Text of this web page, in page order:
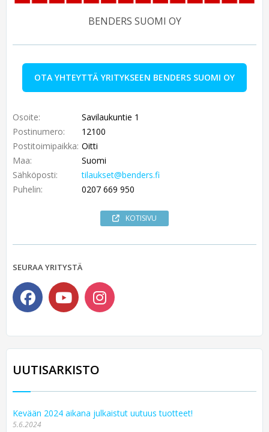
BENDERS SUOMI OY
OTA YHTEYTTÄ YRITYKSEEN BENDERS SUOMI OY
Osoite:
Savilaukuntie 1
Postinumero:
12100
Postitoimipaikka: Oitti
Maa:
Suomi
Sähköposti:
tilaukset@benders.fi
Puhelin:
0207 669 950
KOTISIVU
SEURAA YRITYSTÄ
UUTISARKISTO
Kevään 2024 aikana julkaistut uutuus tuotteet!
5.6.2024